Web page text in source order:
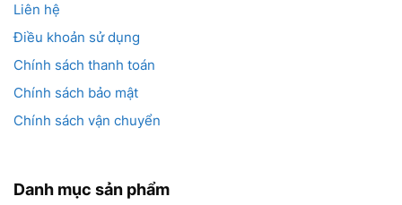
Liên hệ
Điều khoản sử dụng
Chính sách thanh toán
Chính sách bảo mật
Chính sách vận chuyển
Danh mục sản phẩm